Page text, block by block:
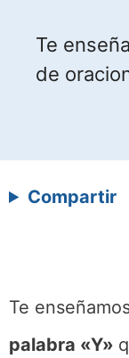
Te
de
Compartir
Te
palabra «Y»